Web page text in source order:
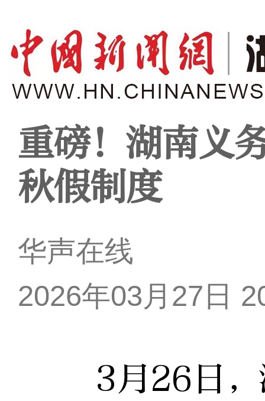
重磅！湖南义
秋假制度
华声在线
2026年03月27日
3月26日，